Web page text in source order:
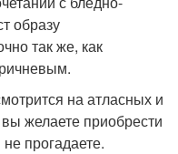
образу
так же, как
на атласных и
желаете приобрести
прогадаете.